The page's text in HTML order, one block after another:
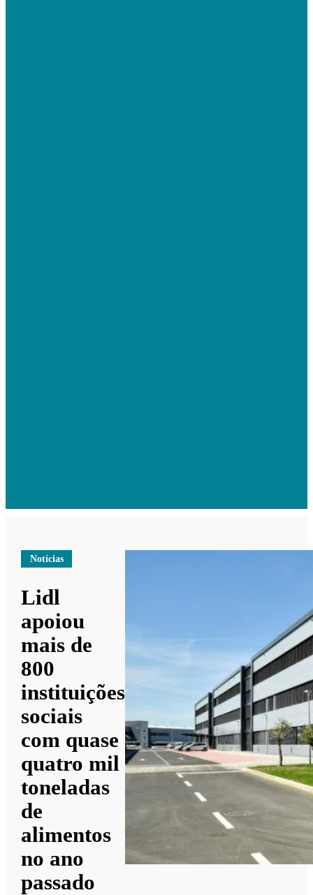
Notícias
Lidl
apoiou
mais de
800
instituições
sociais
com quase
quatro mil
toneladas
de
alimentos
no ano
passado